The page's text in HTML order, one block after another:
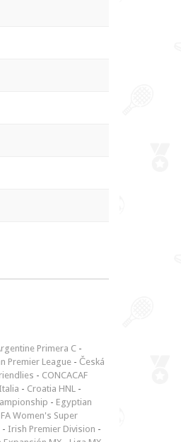
Primera C -
Premier League - Česká
- CONCACAF
- Croatia HNL -
- Egyptian
FA Women's Super
- Irish Premier Division -